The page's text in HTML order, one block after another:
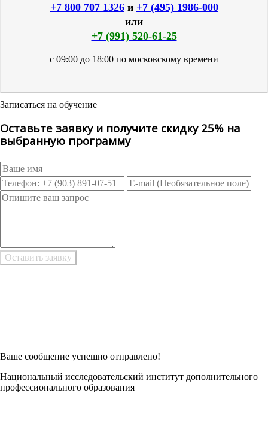
+7 800 707 1326и +7 (495) 1986-000
или
+7 (991) 520-61-25
с 09:00 до 18:00 по московскому времени
Записаться на обучение
Оставьте заявку и получите скидку 25% на
выбранную программу
Ваше сообщение успешно отправлено!
Национальный исследовательский институт дополнительного
профессионального образования